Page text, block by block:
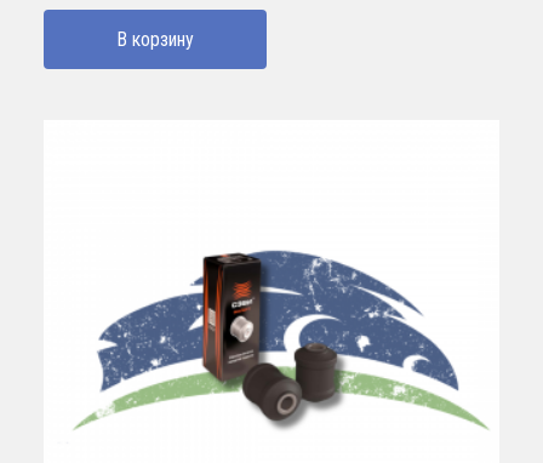
составляла
190000 UZS.
160000 UZS.
В корзину